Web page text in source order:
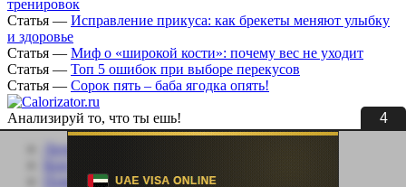
3
тренировок
Статья — Исправление прикуса: как брекеты меняют улыбку
и здоровье
Статья — Миф о «широкой кости»: почему вес не уходит
Статья — Топ 5 ошибок при выборе перекусов
Статья — Сорок пять – баба ягодка опять!
Анализируй то, что ты ешь!
Личный кабинет
Помощь сайту